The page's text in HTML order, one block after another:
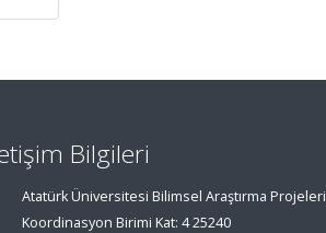
Bilgileri
Atatürk Üniversitesi Bilimsel Araştırma Projeleri
Koordinasyon Birimi Kat: 4 25240